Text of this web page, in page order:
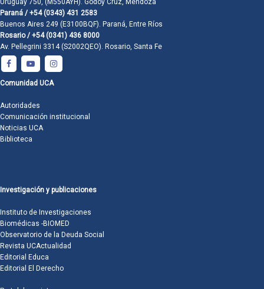
Paraná / +54 (0343) 431 2583
Buenos Aires 249 (E3100BQF). Paraná, Entre Ríos
Rosario / +54 (0341) 436 8000
Av. Pellegrini 3314 (S2002QEO). Rosario, Santa Fe
Comunidad UCA
Autoridades
Comunicación institucional
Noticias UCA
Biblioteca
Investigación y publicaciones
Instituto de Investigaciones
Biomédicas -BIOMED
Observatorio de la Deuda Social
Revista UCActualidad
Editorial Educa
Editorial El Derecho